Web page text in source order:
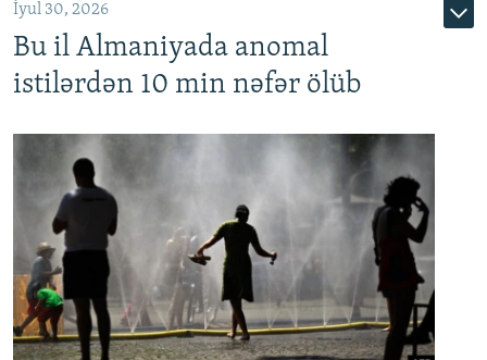
İyul 30, 2026
Bu il Almaniyada anomal
istilərdən 10 min nəfər ölüb